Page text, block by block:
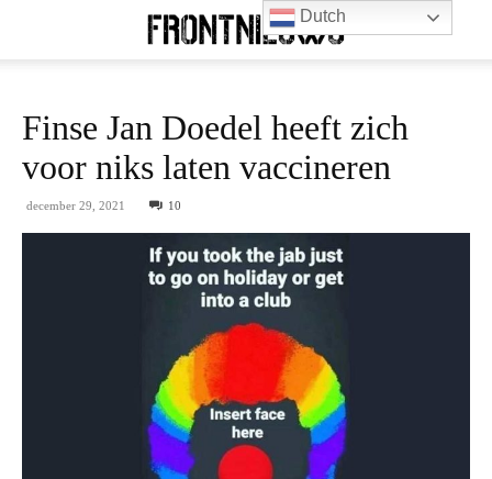
Finse Jan Doedel heeft zich
voor niks laten vaccineren
december 29, 2021 10
Dutch